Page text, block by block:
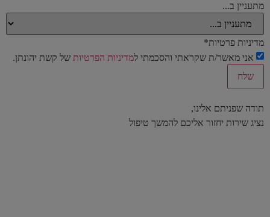
מתעניין ב...
מדיניות פרטיות*
אני מאשר/ת שקראתי והסכמתי למדיניות הפרטיות של קשת יהונתן.
תודה שפניתם אלינו,
נציג שירות יחזור אליכם להמשך טיפול